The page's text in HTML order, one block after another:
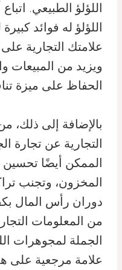
اللؤلؤ الطبيعي.
اللؤلؤ له فوائد
علامتك التجارية
ويزيد من المبيعات
الحفاظ على ميزة
بالإضافة إلى ذلك،
التجارية عن تجارة
الممكن أيضًا تحسين
المخزون، وتجنب
دوران رأس المال
من المعلومات
الجملة لمجوهرات
علامة مرجعية على